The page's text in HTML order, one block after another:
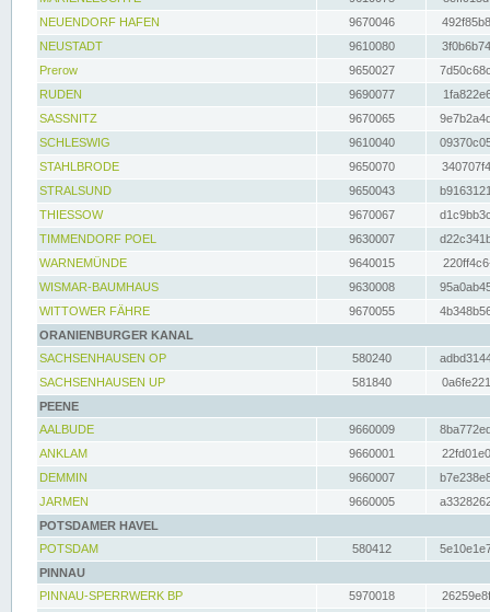
NEUENDORF HAFEN
9670046
NEUSTADT
9610080
Prerow
9650027
RUDEN
9690077
SASSNITZ
9670065
SCHLESWIG
9610040
STAHLBRODE
9650070
STRALSUND
9650043
THIESSOW
9670067
TIMMENDORF POEL
9630007
WARNEMÜNDE
9640015
WISMAR-BAUMHAUS
9630008
WITTOWER FÄHRE
9670055
ORANIENBURGER KANAL
SACHSENHAUSEN OP
580240
SACHSENHAUSEN UP
581840
PEENE
AALBUDE
9660009
ANKLAM
9660001
DEMMIN
9660007
JARMEN
9660005
POTSDAMER HAVEL
POTSDAM
580412
PINNAU
PINNAU-SPERRWERK BP
5970018